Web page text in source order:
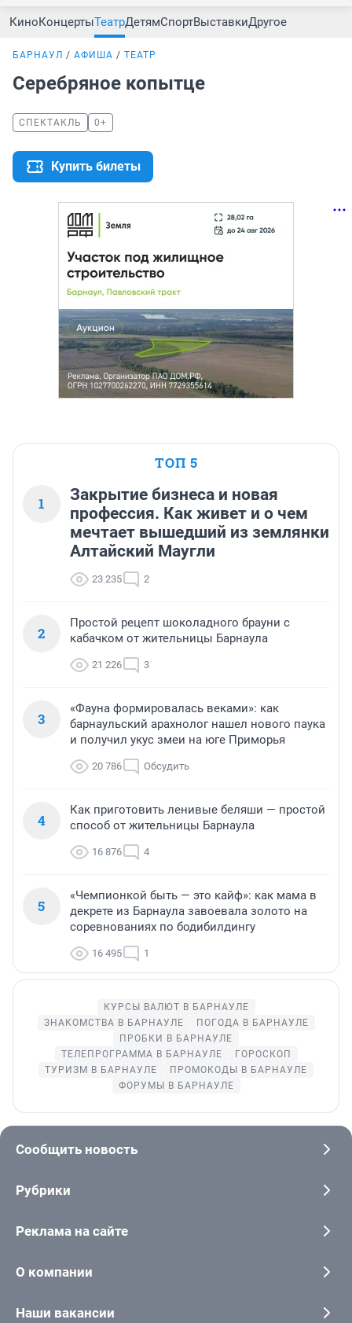
КиноКонцертыТеатрДетямСпортВыставкиДругое
БАРНАУЛ АФИША ТЕАТР
Серебряное копытце
СПЕКТАКЛЬ 0+
Купить билеты
ТОП 5
1
Закрытие бизнеса и новая
профессия. Как живет и о чем
мечтает вышедший из землянки
Алтайский Маугли
23 235 2
2
Простой рецепт шоколадного брауни с
кабачком от жительницы Барнаула
21 226 3
3
«Фауна формировалась веками»: как
барнаульский арахнолог нашел нового паука
и получил укус змеи на юге Приморья
20 786 Обсудить
4
Как приготовить ленивые беляши — простой
способ от жительницы Барнаула
16 876 4
5
«Чемпионкой быть — это кайф»: как мама в
декрете из Барнаула завоевала золото на
соревнованиях по бодибилдингу
16 495 1
КУРСЫ ВАЛЮТ В БАРНАУЛЕ
ЗНАКОМСТВА В БАРНАУЛЕ
ПОГОДА В БАРНАУЛЕ
ПРОБКИ В БАРНАУЛЕ
ТЕЛЕПРОГРАММА В БАРНАУЛЕ
ГОРОСКОП
ТУРИЗМ В БАРНАУЛЕ
ПРОМОКОДЫ В БАРНАУЛЕ
ФОРУМЫ В БАРНАУЛЕ
Сообщить новость
Рубрики
Реклама на сайте
О компании
Наши вакансии